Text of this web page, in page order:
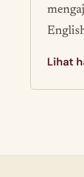
Lihat